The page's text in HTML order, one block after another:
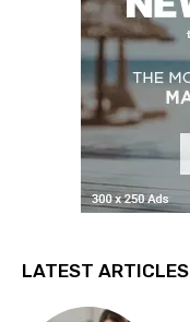
LATEST ARTICLES